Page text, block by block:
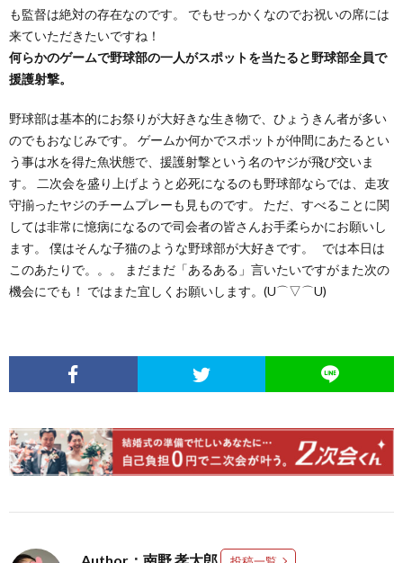
も監督は絶対の存在なのです。 でもせっかくなのでお祝いの席には
来ていただきたいですね！
何らかのゲームで野球部の一人がスポットを当たると野球部全員で
援護射撃。
野球部は基本的にお祭りが大好きな生き物で、ひょうきん者が多い
のでもおなじみです。 ゲームか何かでスポットが仲間にあたるとい
う事は水を得た魚状態で、援護射撃という名のヤジが飛び交いま
す。 二次会を盛り上げようと必死になるのも野球部ならでは、走攻
守揃ったヤジのチームプレーも見ものです。 ただ、すべることに関
しては非常に憶病になるので司会者の皆さんお手柔らかにお願いし
ます。 僕はそんな子猫のような野球部が大好きです。 では本日は
このあたりで。。。 まだまだ「あるある」言いたいですがまた次の
機会にでも！ ではまた宜しくお願いします。(U⌒▽⌒U)
Author：南野 孝太郎